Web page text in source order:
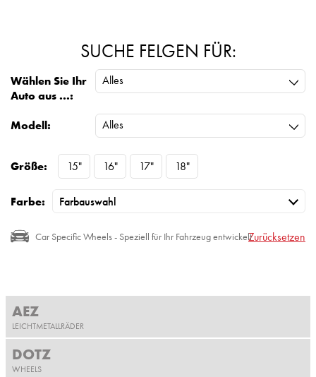
SUCHE FELGEN FÜR:
Wählen Sie Ihr
Auto aus ...:
Alles
Modell: Alles
Größe: 15" 16" 17" 18"
Farbe:
Car Specific Wheels - Speziell für Ihr Fahrzeug entwickeltZurücksetzen
AEZ
LEICHTMETALLRÄDER
DOTZ
WHEELS